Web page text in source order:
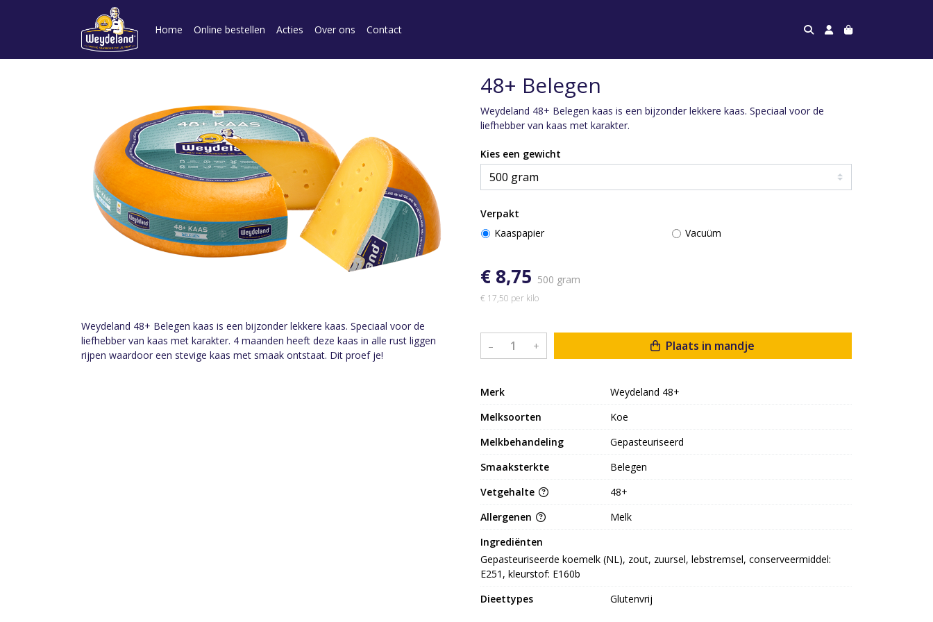
Home Online bestellen Acties Over ons Contact
Weydeland 48+ Belegen kaas is een bijzonder lekkere kaas. Speciaal voor de
liefhebber van kaas met karakter. 4 maanden heeft deze kaas in alle rust liggen
rijpen waardoor een stevige kaas met smaak ontstaat. Dit proef je!
48+ Belegen
Weydeland 48+ Belegen kaas is een bijzonder lekkere kaas. Speciaal voor de
liefhebber van kaas met karakter.
Kies een gewicht
Verpakt
Kaaspapier
Vacuüm
€ 8,75 500 gram
€ 17,50 per kilo
– + Plaats in mandje
Merk
Weydeland 48+
Melksoorten
Koe
Melkbehandeling
Gepasteuriseerd
Smaaksterkte
Belegen
Vetgehalte
48+
Allergenen
Melk
Ingrediënten
Gepasteuriseerde koemelk (NL), zout, zuursel, lebstremsel, conserveermiddel:
E251, kleurstof: E160b
Dieettypes
Glutenvrij